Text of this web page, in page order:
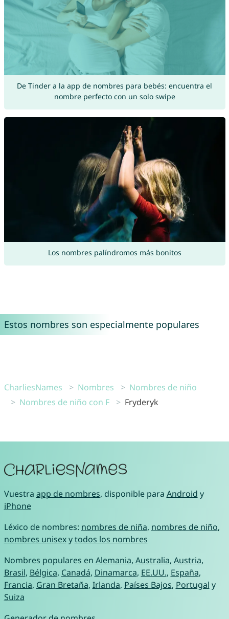
De Tinder a la app de nombres para bebés: encuentra el
nombre perfecto con un solo swipe
Los nombres palíndromos más bonitos
Estos nombres son especialmente populares
CharliesNames Nombres
Nombres de niño
Nombres de niño con F
Fryderyk
Vuestra app de nombres, disponible para Android y
iPhone
Léxico de nombres: nombres de niña, nombres de niño,
nombres unisexytodos los nombres
Nombres populares en Alemania, Australia, Austria,
Brasil, Bélgica, Canadá, Dinamarca, EE.UU., España,
Francia, Gran Bretaña, Irlanda, Países Bajos, Portugal y
Suiza